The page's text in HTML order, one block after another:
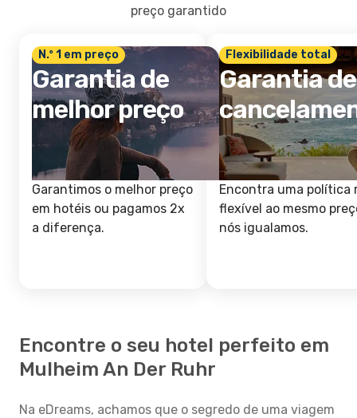
preço garantido
N.º 1 em preço
Garantia de
melhor preço
Garantimos o melhor preço
em hotéis ou pagamos 2x
a diferença.
Flexibilidade total
Garantia de
Encontra uma política
flexível ao mesmo
nós igualamos.
Encontre o seu hotel perfeito em
Mulheim An Der Ruhr
Na eDreams, achamos que o segredo de uma viagem